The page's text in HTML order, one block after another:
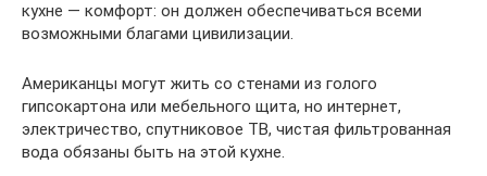
кухне — комфорт: он должен обеспечиваться всеми
возможными благами цивилизации.
Американцы могут жить со стенами из голого
гипсокартона или мебельного щита, но интернет,
электричество, спутниковое ТВ, чистая фильтрованная
вода обязаны быть на этой кухне.